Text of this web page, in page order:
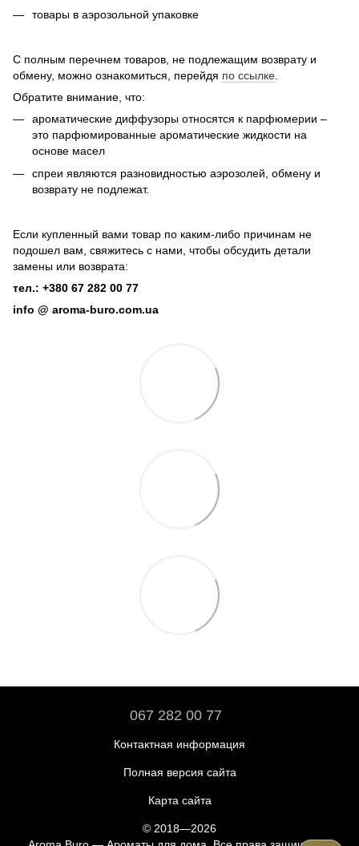
товары в аэрозольной упаковке
С полным перечнем товаров, не подлежащим возврату и
обмену, можно ознакомиться, перейдя по ссылке
Обратите внимание, что:
ароматические диффузоры относятся к парфюмерии –
это парфюмированные ароматические жидкости на
основе масел
спреи являются разновидностью аэрозолей, обмену и
возврату не подлежат.
Если купленный вами товар по каким-либо причинам не
подошел вам, свяжитесь с нами, чтобы обсудить детали
замены или возврата:
тел.: +380 67 282 00 77
info @ aroma-buro.com.ua
067 282 00 77
Контактная информация
Полная версия сайта
Карта сайта
© 2018—2026